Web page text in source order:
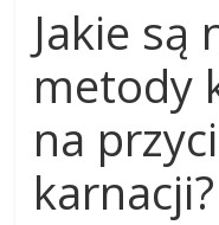
Jakie są
metody
na
karnacji?